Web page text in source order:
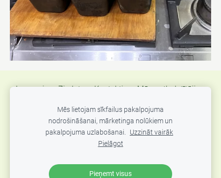
Jaunumi Ziedot Kontakti
Mūsu atbalstītāji
Atsauksmes
Atbalsts Ukrainas kara bēgļiem
Sīkdatnes
"Mozello" sociālās atbildības projekts, atbalstot "Dzīvības
Ēdiens" krīzes virtuvi 🍲
Mēs lietojam sīkfailus pakalpojuma
nodrošināšanai, mārketinga nolūkiem un
pakalpojuma uzlabošanai. Uzzināt vairāk
Pielāgot
Pieņemt visus